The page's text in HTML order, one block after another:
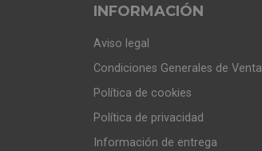
INFORMACIÓN
Aviso legal
Condiciones Generales de Venta
Política de cookies
Política de privacidad
Información de entrega